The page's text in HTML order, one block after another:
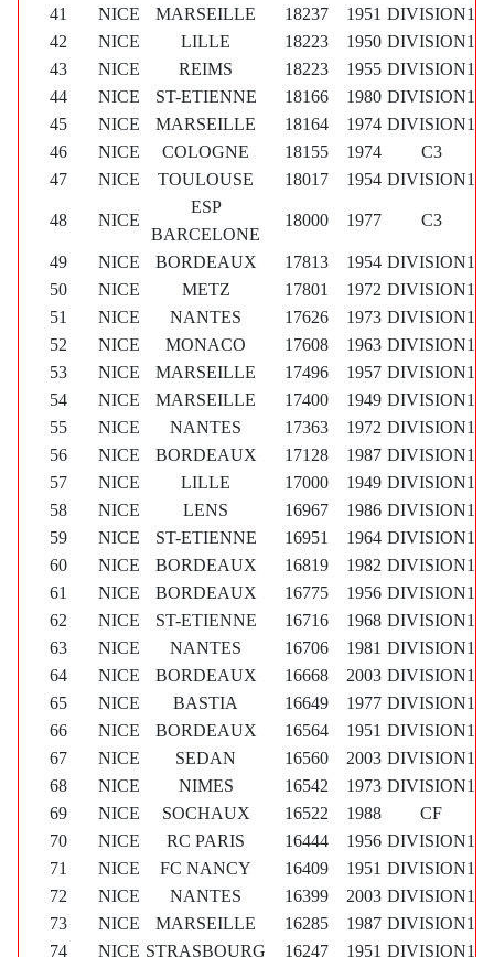
41
NICE MARSEILLE 18237 1951 DIVISION1
42
NICE LILLE 18223 1950 DIVISION1
43
NICE REIMS 18223 1955 DIVISION1
44
NICE ST-ETIENNE 18166 1980 DIVISION1
45
NICE MARSEILLE 18164 1974 DIVISION1
46
NICE COLOGNE 18155 1974
C3
47
NICE TOULOUSE 18017 1954 DIVISION1
48 NICE
ESP
BARCELONE
18000 1977 C3
49 NICE BORDEAUX 17813 1954 DIVISION1
50
NICE METZ 17801 1972 DIVISION1
51
NICE NANTES 17626 1973 DIVISION1
52
NICE MONACO 17608 1963 DIVISION1
53
NICE MARSEILLE 17496 1957 DIVISION1
54
NICE MARSEILLE 17400 1949 DIVISION1
55
NICE NANTES 17363 1972 DIVISION1
56
NICE BORDEAUX 17128 1987 DIVISION1
57
NICE LILLE 17000 1949 DIVISION1
58
NICE LENS 16967 1986 DIVISION1
59
NICE ST-ETIENNE 16951 1964 DIVISION1
60
NICE BORDEAUX 16819 1982 DIVISION1
61
NICE BORDEAUX 16775 1956 DIVISION1
62
NICE ST-ETIENNE 16716 1968 DIVISION1
63
NICE NANTES 16706 1981 DIVISION1
64
NICE BORDEAUX 16668 2003 DIVISION1
65
NICE BASTIA 16649 1977 DIVISION1
66
NICE BORDEAUX 16564 1951 DIVISION1
67
NICE SEDAN 16560 2003 DIVISION1
68
NICE NIMES 16542 1973 DIVISION1
69
NICE SOCHAUX 16522 1988
CF
70
NICE RC PARIS 16444 1956 DIVISION1
71
NICE FC NANCY 16409 1951 DIVISION1
72
NICE NANTES 16399 2003 DIVISION1
73
NICE MARSEILLE 16285 1987 DIVISION1
74
NICE STRASBOURG 16247 1951 DIVISION1